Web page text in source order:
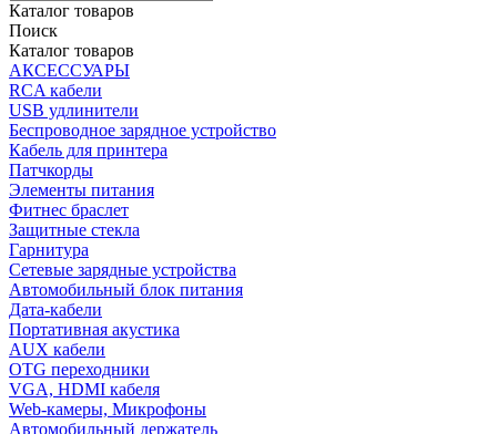
Каталог товаров
Поиск
Каталог товаров
АКСЕССУАРЫ
RCA кабели
USB удлинители
Беспроводное зарядное устройство
Кабель для принтера
Патчкорды
Элементы питания
Фитнес браслет
Защитные стекла
Гарнитура
Сетевые зарядные устройства
Автомобильный блок питания
Дата-кабели
Портативная акустика
AUX кабели
OTG переходники
VGA, HDMI кабеля
Web-камеры, Микрофоны
Автомобильный держатель